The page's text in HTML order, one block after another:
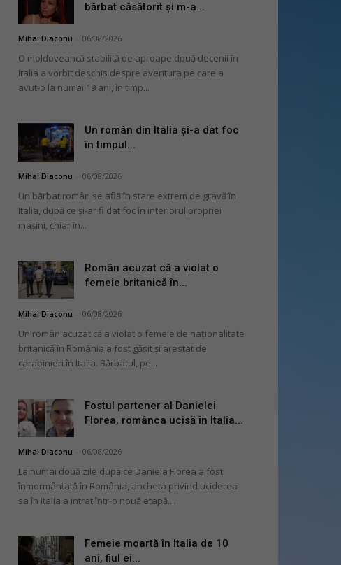
bărbat căsătorit și m-a...
Mihai Diaconu 06/08/2026
O moldoveancă stabilită de aproape două decenii în
Italia a vorbit deschis despre aventura pe care a
avut-o la numai 19 ani, în timp...
Un român din Italia și-a dat foc
în timpul...
Mihai Diaconu 06/08/2026
Un bărbat român se află în stare extrem de gravă în
Italia, după ce și-ar fi dat foc în interiorul propriei
mașini, chiar în...
Român acuzat că a violat o
femeie britanică în...
Mihai Diaconu 06/08/2026
Un român acuzat că a violat o femeie de naționalitate
britanică în România a fost găsit și arestat de
carabinieri în Italia. Bărbatul, pe...
Fostul partener al Danielei
Florea, românca ucisă în Italia...
Mihai Diaconu 06/08/2026
La numai două zile după ce Daniela Florea a fost
înmormântată în România, ancheta privind uciderea
sa în Italia a intrat într-o nouă etapă....
Femeie moartă în Italia de 10
ani, fiul ei...